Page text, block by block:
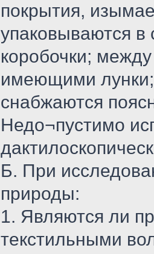
покрытия,
упаковываются
коробочки;
имеющими
снабжаются
Недо¬пустимо
Б. При
природы:
1. Являются ли
текстильными